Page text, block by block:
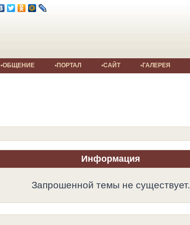
•ОБЩЕНИЕ •ПОРТАЛ •САЙТ •ГАЛЕРЕЯ
Информация
Запрошенной темы не существует.